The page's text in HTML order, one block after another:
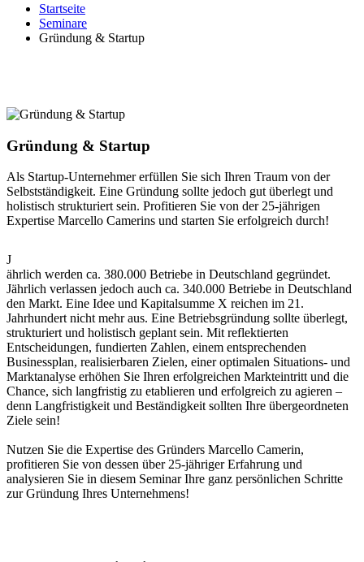
Startseite
Seminare
Gründung & Startup
Gründung & Startup
Als Startup-Unternehmer erfüllen Sie sich Ihren Traum von der
Selbstständigkeit. Eine Gründung sollte jedoch gut überlegt und
holistisch strukturiert sein. Profitieren Sie von der 25-jährigen
Expertise Marcello Camerins und starten Sie erfolgreich durch!
J
ährlich werden ca. 380.000 Betriebe in Deutschland gegründet.
Jährlich verlassen jedoch auch ca. 340.000 Betriebe in Deutschland
den Markt. Eine Idee und Kapitalsumme X reichen im 21.
Jahrhundert nicht mehr aus. Eine Betriebsgründung sollte überlegt,
strukturiert und holistisch geplant sein. Mit reflektierten
Entscheidungen, fundierten Zahlen, einem entsprechenden
Businessplan, realisierbaren Zielen, einer optimalen Situations- und
Marktanalyse erhöhen Sie Ihren erfolgreichen Markteintritt und die
Chance, sich langfristig zu etablieren und erfolgreich zu agieren –
denn Langfristigkeit und Beständigkeit sollten Ihre übergeordneten
Ziele sein!
Nutzen Sie die Expertise des Gründers Marcello Camerin,
profitieren Sie von dessen über 25-jähriger Erfahrung und
analysieren Sie in diesem Seminar Ihre ganz persönlichen Schritte
zur Gründung Ihres Unternehmens!